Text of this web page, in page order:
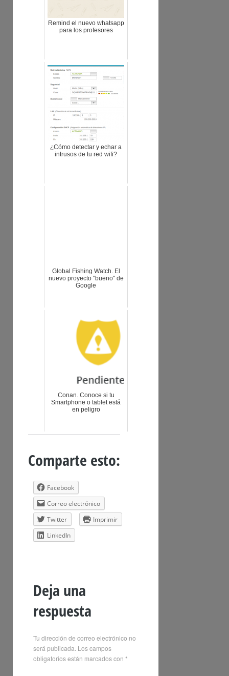
Remind el nuevo whatsapp
para los profesores
¿Cómo detectar y echar a
intrusos de tu red wifi?
Global Fishing Watch. El
nuevo proyecto "bueno" de
Google
Conan. Conoce si tu
Smartphone o tablet está
en peligro
Comparte esto:
Facebook
Correo electrónico
Twitter
Imprimir
LinkedIn
Deja una
respuesta
Tu dirección de correo electrónico no
será publicada. Los campos
obligatorios están marcados con *